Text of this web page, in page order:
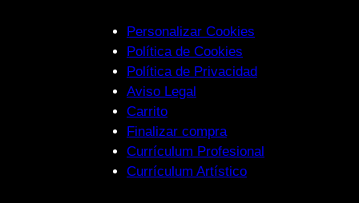
Personalizar Cookies
Política de Cookies
Política de Privacidad
Aviso Legal
Carrito
Finalizar compra
Currículum Profesional
Currículum Artístico